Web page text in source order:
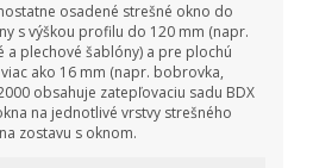
osadené strešné okno do
s výškou profilu do 120 mm (napr.
a plechové šablóny) a pre plochú
ako 16 mm (napr. bobrovka,
obsahuje zatepľovaciu sadu BDX
na jednotlivé vrstvy strešného
zostavu s oknom.